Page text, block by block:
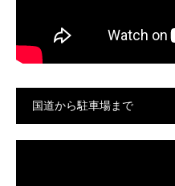
国道から駐車場まで